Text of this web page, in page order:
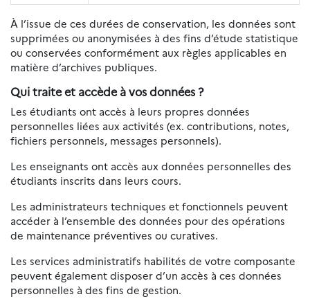
À l’issue de ces durées de conservation, les données sont
supprimées ou anonymisées à des fins d’étude statistique
ou conservées conformément aux règles applicables en
matière d’archives publiques.
Qui traite et accède à vos données ?
Les étudiants ont accès à leurs propres données
personnelles liées aux activités (ex. contributions, notes,
fichiers personnels, messages personnels).
Les enseignants ont accès aux données personnelles des
étudiants inscrits dans leurs cours.
Les administrateurs techniques et fonctionnels peuvent
accéder à l’ensemble des données pour des opérations
de maintenance préventives ou curatives.
Les services administratifs habilités de votre composante
peuvent également disposer d’un accès à ces données
personnelles à des fins de gestion.